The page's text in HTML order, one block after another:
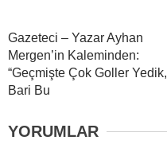
Gazeteci – Yazar Ayhan
Mergen’in Kaleminden:
“Geçmişte Çok Goller Yedik,
Bari Bu
YORUMLAR